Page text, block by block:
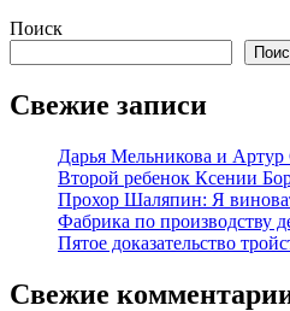
Поиск
Свежие записи
Дарья Мельникова и Артур
Второй ребенок Ксении
Прохор Шаляпин: Я
Фабрика по производству
Пятое доказательство
Свежие